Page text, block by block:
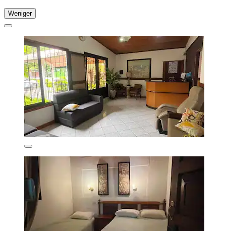
Weniger